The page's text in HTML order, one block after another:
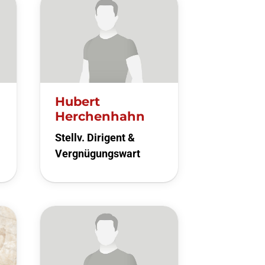
Hubert
Herchenhahn
Stellv. Dirigent &
Vergnügungswart
Geschäftsstelle
Du suchst einen
Ansprechpartner?
Melde dich gerne bei uns!
Zur Geschäfsstelle